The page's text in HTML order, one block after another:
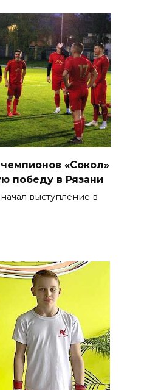
«Сокол»
победу в Рязани
выступление в